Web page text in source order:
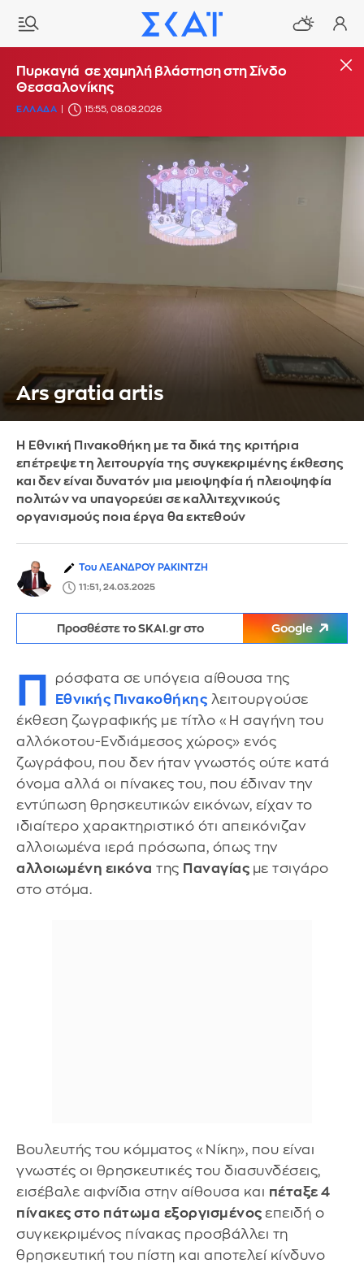
Πυρκαγιά σε χαμηλή βλάστηση στη Σίνδο
Θεσσαλονίκης
ΕΛΛΑΔΑ 15:55, 08.08.2026
Ars gratia artis
Η Εθνική Πινακοθήκη με τα δικά της κριτήρια
επέτρεψε τη λειτουργία της συγκεκριμένης έκθεσης
και δεν είναι δυνατόν μια μειοψηφία ή πλειοψηφία
πολιτών να υπαγορεύει σε καλλιτεχνικούς
οργανισμούς ποια έργα θα εκτεθούν
Του ΛΕΑΝΔΡΟΥ ΡΑΚΙΝΤΖΗ
11:51, 24.03.2025
Προσθέστε το SKAI.gr στο Google
Π
ρόσφατα σε υπόγεια αίθουσα της
Εθνικής Πινακοθήκης λειτουργούσε
έκθεση ζωγραφικής με τίτλο «Η σαγήνη του
αλλόκοτου-Ενδιάμεσος χώρος» ενός
ζωγράφου, που δεν ήταν γνωστός ούτε κατά
όνομα αλλά οι πίνακες του, που έδιναν την
εντύπωση θρησκευτικών εικόνων, είχαν το
ιδιαίτερο χαρακτηριστικό ότι απεικόνιζαν
αλλοιωμένα ιερά πρόσωπα, όπως την
αλλοιωμένη εικόνα της Παναγίας με τσιγάρο
στο στόμα.
Βουλευτής του κόμματος «Νίκη», που είναι
γνωστές οι θρησκευτικές του διασυνδέσεις,
εισέβαλε αιφνίδια στην αίθουσα και πέταξε 4
πίνακες στο πάτωμα εξοργισμένος επειδή ο
συγκεκριμένος πίνακας προσβάλλει τη
θρησκευτική του πίστη και αποτελεί κίνδυνο